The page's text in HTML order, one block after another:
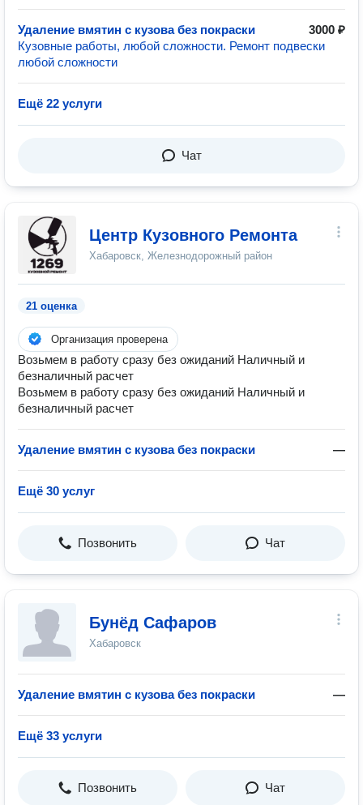
Удаление вмятин с кузова без покраски
3000 ₽
Кузовные работы, любой сложности. Ремонт подвески
любой сложности
Ещё 22 услуги
Чат
Центр Кузовного Ремонта
Хабаровск, Железнодорожный район
21 оценка
Организация проверена
Возьмем в работу сразу без ожиданий Наличный и
безналичный расчет
Возьмем в работу сразу без ожиданий Наличный и
безналичный расчет
Удаление вмятин с кузова без покраски —
Ещё 30 услуг
Позвонить Чат
Бунёд Сафаров
Хабаровск
Удаление вмятин с кузова без покраски —
Ещё 33 услуги
Позвонить Чат